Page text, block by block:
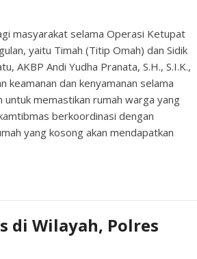
masyarakat selama Operasi Ketupat
yaitu Timah (Titip Omah) dan Sidik
AKBP Andi Yudha Pranata, S.H., S.I.K.,
keamanan dan kenyamanan selama
memastikan rumah warga yang
berkoordinasi dengan
yang kosong akan mendapatkan
di Wilayah, Polres